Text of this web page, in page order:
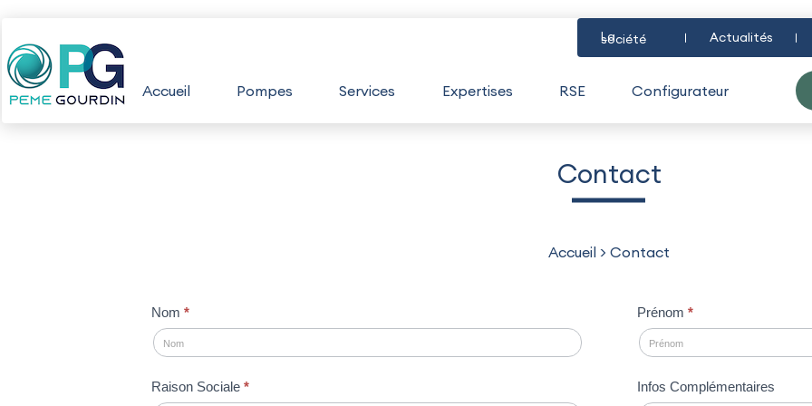
au
contenu
La
société Actualités
Accueil Pompes Services Expertises RSE Configurateur
Contact
Accueil > Contact
contact-
form
Nom* Prénom*
Raison Sociale* Infos Complémentaires